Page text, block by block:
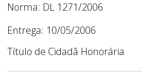
Norma: DL 1271/2006
Entrega: 10/05/2006
Título de Cidadã Honorária